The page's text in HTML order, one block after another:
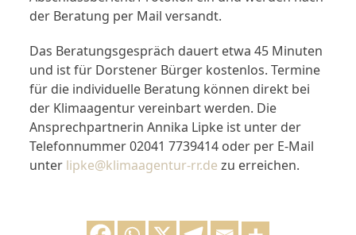
der Beratung per Mail versandt.
Das Beratungsgespräch dauert etwa 45 Minuten
und ist für Dorstener Bürger kostenlos. Termine
für die individuelle Beratung können direkt bei
der Klimaagentur vereinbart werden. Die
Ansprechpartnerin Annika Lipke ist unter der
Telefonnummer 02041 7739414 oder per E-Mail
unter lipke@klimaagentur-rr.de zu erreichen.